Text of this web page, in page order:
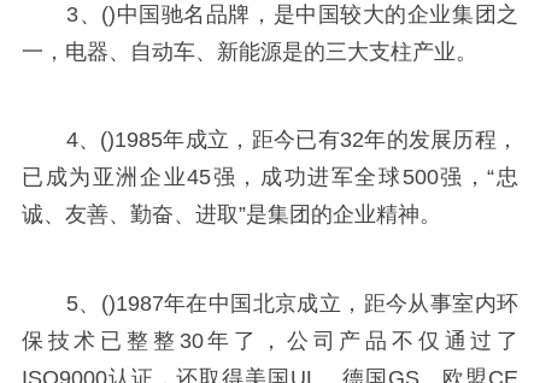
3、()中国驰名品牌，是中国较大的企业集团之
一，电器、自动车、新能源是的三大支柱产业。
4、()1985年成立，距今已有32年的发展历程，
已成为亚洲企业45强，成功进军全球500强，“忠
诚、友善、勤奋、进取”是集团的企业精神。
5、()1987年在中国北京成立，距今从事室内环
保技术已整整30年了，公司产品不仅通过了